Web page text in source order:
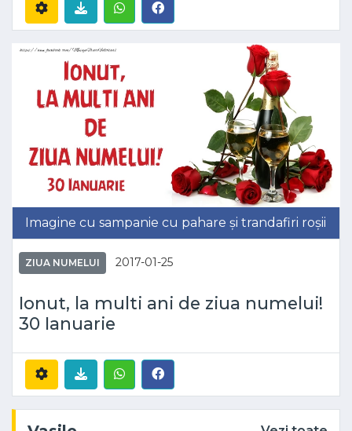
Imagine cu sampanie cu pahare și trandafiri roșii
ZIUA NUMELUI 2017-01-25
Ionut, la multi ani de ziua numelui!
30 Ianuarie